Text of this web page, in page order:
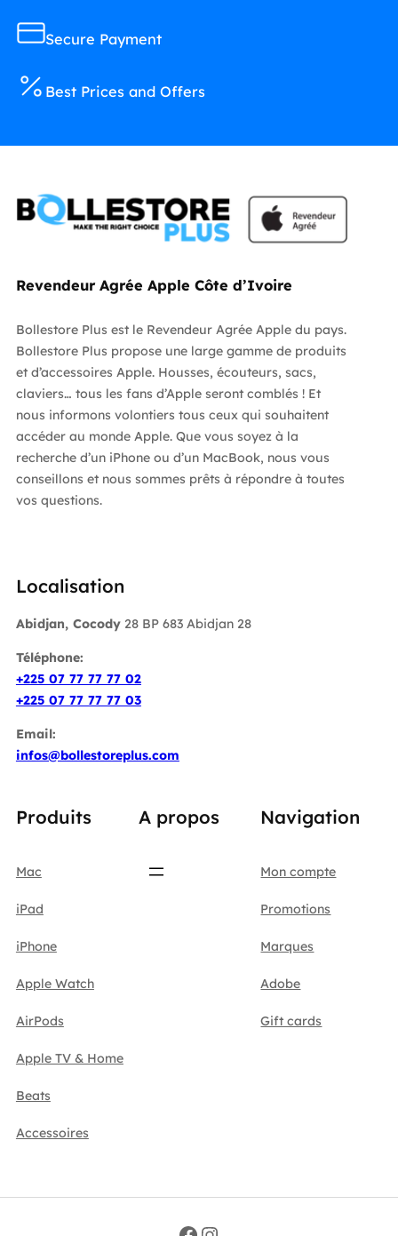
Secure Payment
Best Prices and Offers
Revendeur Agrée Apple Côte d’Ivoire
Bollestore Plus est le Revendeur Agrée Apple du pays.
Bollestore Plus propose une large gamme de produits
et d’accessoires Apple. Housses, écouteurs, sacs,
claviers… tous les fans d’Apple seront comblés ! Et
nous informons volontiers tous ceux qui souhaitent
accéder au monde Apple. Que vous soyez à la
recherche d’un iPhone ou d’un MacBook, nous vous
conseillons et nous sommes prêts à répondre à toutes
vos questions.
Localisation
Abidjan, Cocody28 BP 683 Abidjan 28
Téléphone:
+225 07 77 77 77 02
+225 07 77 77 77 03
Email:
infos@bollestoreplus.com
Produits
Mac
iPad
iPhone
Apple Watch
AirPods
Apple TV & Home
Beats
Accessoires
A propos Navigation
Mon compte
Promotions
Marques
Adobe
Gift cards